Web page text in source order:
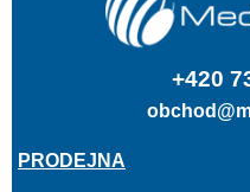
+420
PRODEJNA